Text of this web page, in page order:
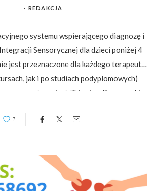
- REDAKCJA
systemu wspierającego diagnozę i
Sensorycznej dla dzieci poniżej 4
jest przeznaczone dla każdego terapeuty
jak i po studiach podyplomowych)
systemu jest Zbigniew Przyrowski,
terapię Integracji Sensorycznej do
autorytetem w tej dziedzinie
?